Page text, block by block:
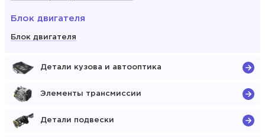
Блок двигателя
Блок двигателя
Детали кузова и автооптика
Элементы трансмиссии
Детали подвески